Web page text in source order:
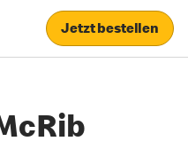
Jetzt bestellen